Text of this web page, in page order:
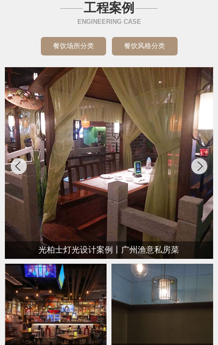
工程案例
ENGINEERING CASE
餐饮场所分类 餐饮风格分类
光柏士灯光设计案例丨广州渔意私房菜